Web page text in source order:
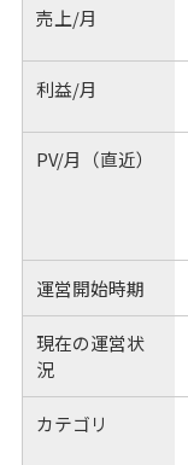
売上/月
利益/月
PV/月（直近）
運営開始時期
現在の運営状
況
カテゴリ